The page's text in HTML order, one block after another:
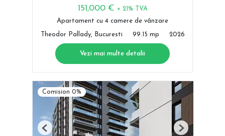
151,000 € + 21% TVA
Apartament cu 4 camere de vânzare
Theodor Pallady, Bucuresti 99.15 mp 2026
Vezi mai multe detalii
Comision 0%
Previous Next